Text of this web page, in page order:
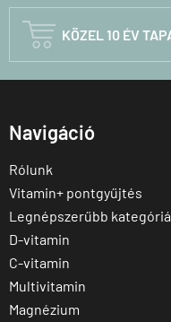
 KÖZEL 10 ÉV
Navigáció
Rólunk
Vitamin+ pontgyűjtés
Legnépszerűbb
D-vitamin
C-vitamin
Multivitamin
Magnézium